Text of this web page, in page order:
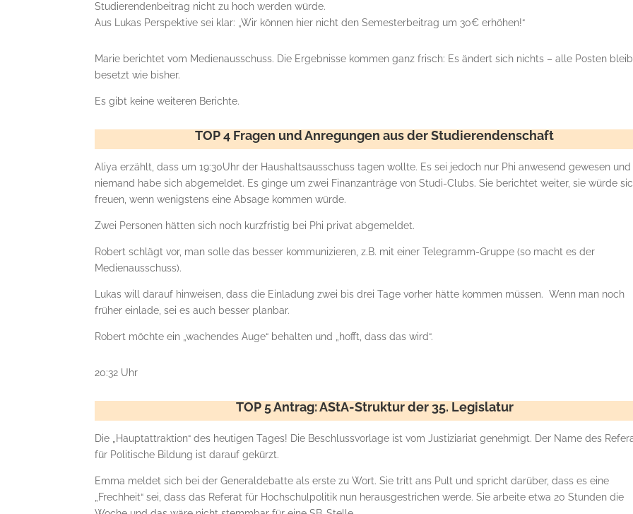
Studierendenbeitrag nicht zu hoch werden würde.
Aus Lukas Perspektive sei klar: „Wir können hier nicht den Semesterbeitrag um 30€ erhöhen!“
Marie berichtet vom Medienausschuss. Die Ergebnisse kommen ganz frisch: Es ändert sich nichts – alle Posten
besetzt wie bisher.
Es gibt keine weiteren Berichte.
TOP 4 Fragen und Anregungen aus der Studierendenschaft
Aliya erzählt, dass um 19:30Uhr der Haushaltsausschuss tagen wollte. Es sei jedoch nur Phi anwesend gewesen und
niemand habe sich abgemeldet. Es ginge um zwei Finanzanträge von Studi-Clubs. Sie berichtet weiter, sie würde
freuen, wenn wenigstens eine Absage kommen würde.
Zwei Personen hätten sich noch kurzfristig bei Phi privat abgemeldet.
Robert schlägt vor, man solle das besser kommunizieren, z.B. mit einer Telegramm-Gruppe (so macht es der
Medienausschuss).
Lukas will darauf hinweisen, dass die Einladung zwei bis drei Tage vorher hätte kommen müssen. Wenn man noch
früher einlade, sei es auch besser planbar.
Robert möchte ein „wachendes Auge“ behalten und „hofft, dass das wird“.
20:32 Uhr
TOP 5 Antrag: AStA-Struktur der 35. Legislatur
Die „Hauptattraktion“ des heutigen Tages! Die Beschlussvorlage ist vom Justiziariat genehmigt. Der Name des
für Politische Bildung ist darauf gekürzt.
Emma meldet sich bei der Generaldebatte als erste zu Wort. Sie tritt ans Pult und spricht darüber, dass es eine
„Frechheit“ sei, dass das Referat für Hochschulpolitik nun herausgestrichen werde. Sie arbeite etwa 20 Stunden die